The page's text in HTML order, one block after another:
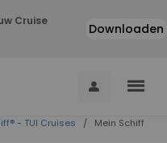
Cruise
Downloaden
person menu
- TUI Cruises / Mein Schiff